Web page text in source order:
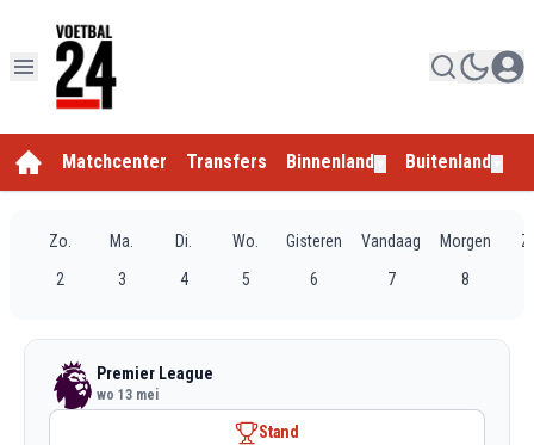
Matchcenter Transfers Binnenland Buitenland
Zo.
2
Ma.
3
Di.
4
Wo.
5
Gisteren
6
Vandaag
7
Morgen
8
Premier League
wo 13 mei
Stand